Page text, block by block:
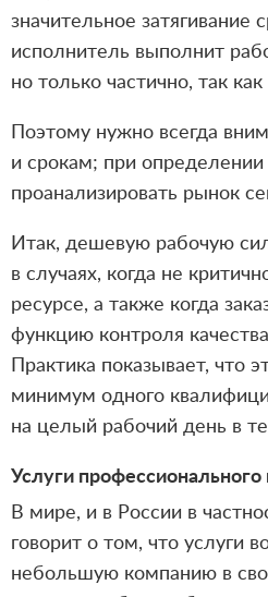
значительное затягивание
исполнитель выполнит
но только частично, так
Поэтому нужно всегда
и срокам; при
проанализировать рынок
Итак, дешевую рабочую
в случаях, когда не
ресурсе, а также когда
функцию контроля
Практика показывает, что
минимум одного
на целый рабочий день в
Услуги профессионального
В мире, и в России в
говорит о том, что услуги
небольшую компанию в